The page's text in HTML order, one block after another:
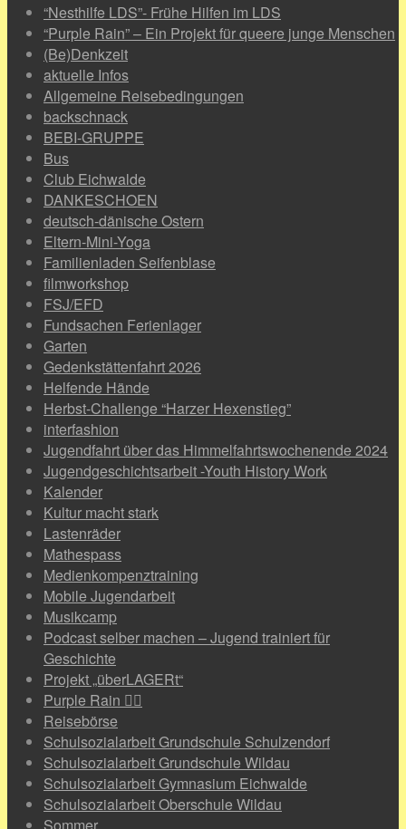
“Nesthilfe LDS”- Frühe Hilfen im LDS
“Purple Rain” – Ein Projekt für queere junge Menschen
(Be)Denkzeit
aktuelle Infos
Allgemeine Reisebedingungen
backschnack
BEBI-GRUPPE
Bus
Club Eichwalde
DANKESCHOEN
deutsch-dänische Ostern
Eltern-Mini-Yoga
Familienladen Seifenblase
filmworkshop
FSJ/EFD
Fundsachen Ferienlager
Garten
Gedenkstättenfahrt 2026
Helfende Hände
Herbst-Challenge “Harzer Hexenstieg”
interfashion
Jugendfahrt über das Himmelfahrtswochenende 2024
Jugendgeschichtsarbeit -Youth History Work
Kalender
Kultur macht stark
Lastenräder
Mathespass
Medienkompenztraining
Mobile Jugendarbeit
Musikcamp
Podcast selber machen – Jugend trainiert für
Geschichte
Projekt „überLAGERt“
Purple Rain 🏳️‍🌈
Reisebörse
Schulsozialarbeit Grundschule Schulzendorf
Schulsozialarbeit Grundschule Wildau
Schulsozialarbeit Gymnasium Eichwalde
Schulsozialarbeit Oberschule Wildau
Sommer